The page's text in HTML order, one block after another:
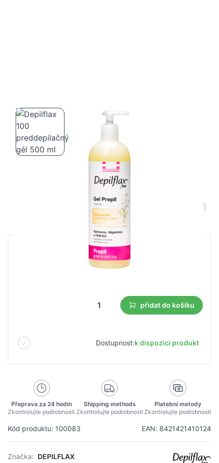
Depilflax 100 preddepilačný gél 500 ml
Kód produktu: 100083 EAN: 8421421410124
Značka: DEPILFLAX
Maloobchodní cena
přidat do košíku
Dostupnost:k dispozici produkt
Přeprava za 24 hodin
Zkontrolujte podrobnosti
Shipping methods
Zkontrolujte podrobnosti
Platební metody
Zkontrolujte podrobnosti